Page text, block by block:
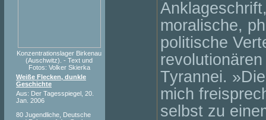
Konzentrationslager Birkenau
(Auschwitz). - Text und
Fotos: Volker Skierka
Weiße Flecken, dunkle
Geschichte
Aus: Der Tagesspiegel, 20.
Jan. 2006
80 Jugendliche, Deutsche
moralische,
politische
Tyrannei.
mich
selbst zu